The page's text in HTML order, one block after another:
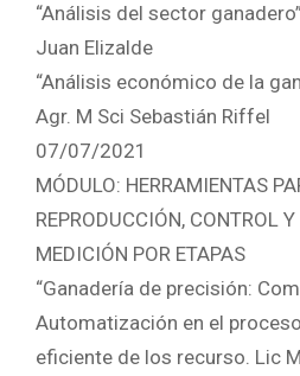
“Análisis del sector
Juan Elizalde
“Análisis económico de la
Agr. M Sci Sebastián Riffel
07/07/2021
MÓDULO: HERRAMIENTAS
REPRODUCCIÓN, CONTROL
MEDICIÓN POR ETAPAS
“Ganadería de precisión:
Automatización en el
eficiente de los recurso. Lic